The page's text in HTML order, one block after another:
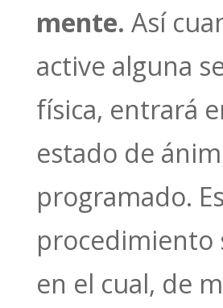
mente. Así
active alguna
física, entrará
estado de
programado.
procedimiento
en el cual, de